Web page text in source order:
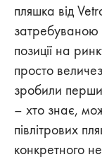
пляшка від
затребуваною
позиції на
просто
зробили
– хто знає,
півлітрових
конкретного